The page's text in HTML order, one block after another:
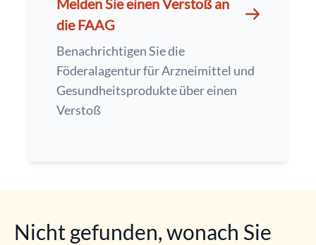
Melden Sie einen Verstoß an
die FAAG
Benachrichtigen Sie die
Föderalagentur für Arzneimittel und
Gesundheitsprodukte über einen
Verstoß
Nicht gefunden, wonach Sie